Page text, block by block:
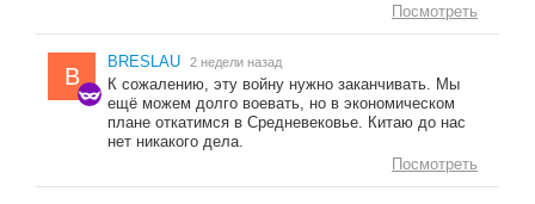
Посмотреть
B
BRESLAU 2 недели назад
К сожалению, эту войну нужно заканчивать. Мы
ещё можем долго воевать, но в экономическом
плане откатимся в Средневековье. Китаю до нас
нет никакого дела.
Посмотреть